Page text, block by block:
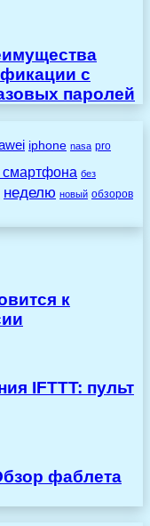
с
паролей
iphone nasa pro
без
неделю новый обзоров
к
IFTTT: пульт
фаблета